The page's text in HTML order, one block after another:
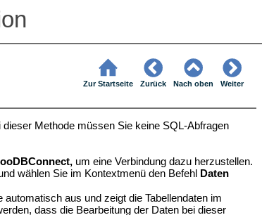
Zur Startseite Zurück Nach oben Weiter
Methode müssen Sie keine SQL-Abfragen
um eine Verbindung dazu herzustellen.
wählen Sie im Kontextmenü den Befehl Daten
aus und zeigt die Tabellendaten im
dass die Bearbeitung der Daten bei dieser